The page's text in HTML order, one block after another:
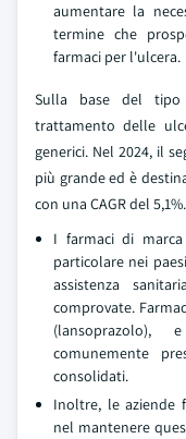
aumentare la
termine che
farmaci per l'ulcera.
Sulla base del
trattamento delle
generici. Nel 2024, il
più grande ed è
con una CAGR del 5,1%.
I farmaci di
particolare nei
assistenza
comprovate.
(lansoprazolo),
comunemente
consolidati.
Inoltre, le aziende
nel mantenere